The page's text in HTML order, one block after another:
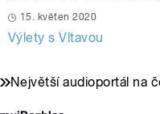
15. květen 2020
Výlety s Vltavou
Největší audioportál na